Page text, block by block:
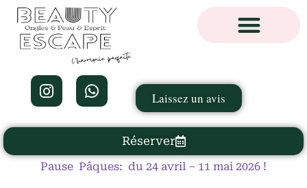
Laissez un avis
Réserver
Pause Pâques: du 24 avril – 11 mai 2026 !